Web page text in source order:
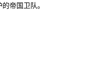
帝国卫队。